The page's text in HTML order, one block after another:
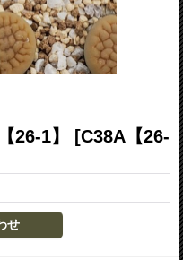
26-1】
[C38A【26-